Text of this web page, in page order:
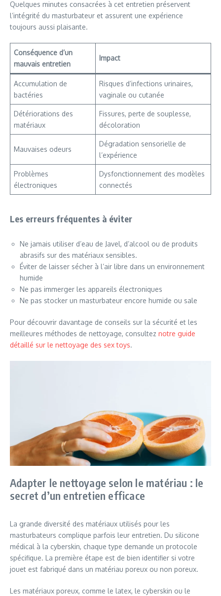
Quelques minutes consacrées à cet entretien préservent
l’intégrité du masturbateur et assurent une expérience
toujours aussi plaisante.
Conséquence d’un
mauvais entretien
Impact
Accumulation de
bactéries
Risques d’infections urinaires,
vaginale ou cutanée
Détériorations des
matériaux
Fissures, perte de souplesse,
décoloration
Mauvaises odeurs
Dégradation sensorielle de
l’expérience
Problèmes
électroniques
Dysfonctionnement des modèles
connectés
Les erreurs fréquentes à éviter
Ne jamais utiliser d’eau de Javel, d’alcool ou de produits
abrasifs sur des matériaux sensibles.
Éviter de laisser sécher à l’air libre dans un environnement
humide
Ne pas immerger les appareils électroniques
Ne pas stocker un masturbateur encore humide ou sale
Pour découvrir davantage de conseils sur la sécurité et les
meilleures méthodes de nettoyage, consultez notre guide
détaillé sur le nettoyage des sex toys.
Adapter le nettoyage selon le matériau : le
secret d’un entretien efficace
La grande diversité des matériaux utilisés pour les
masturbateurs complique parfois leur entretien. Du silicone
médical à la cyberskin, chaque type demande un protocole
spécifique. La première étape est de bien identifier si votre
jouet est fabriqué dans un matériau poreux ou non poreux.
Les matériaux poreux, comme le latex, le cyberskin ou le